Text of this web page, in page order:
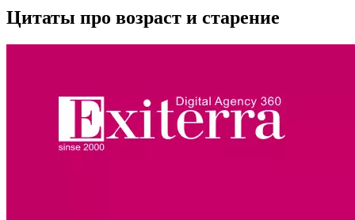
Цитаты про возраст и старение